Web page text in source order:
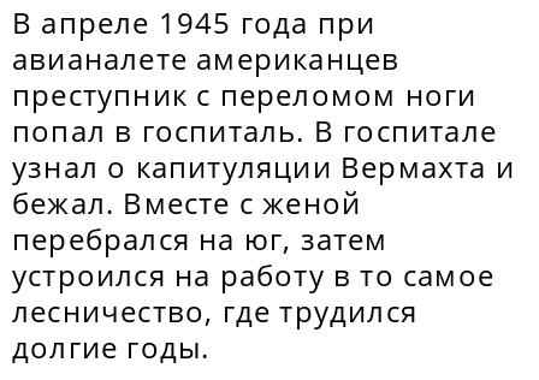
В апреле 1945 года при
авианалете американцев
преступник с переломом ноги
попал в госпиталь. В госпитале
узнал о капитуляции Вермахта и
бежал. Вместе с женой
перебрался на юг, затем
устроился на работу в то самое
лесничество, где трудился
долгие годы.